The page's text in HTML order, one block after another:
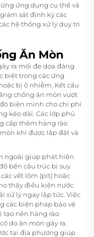
ứng dụng cụ thể và
sát định kỳ các
hệ thống xử lý duy trì
Ăn Mòn
ra mối đe dọa đáng
biệt trong các ứng
bị ô nhiễm. Kết cấu
chống ăn mòn vượt
biện minh cho chi phí
kéo dài. Các lớp phủ
cấp thêm hàng rào
khi được lắp đặt và
ngoài giúp phát hiện
bền cấu trúc bị suy
vết lõm (pit) hoặc
thấy điều kiện nước
xử lý ngay lập tức. Việc
các biện pháp bảo vệ
tạo nên hàng rào
do ăn mòn gây ra.
tại địa phương giúp